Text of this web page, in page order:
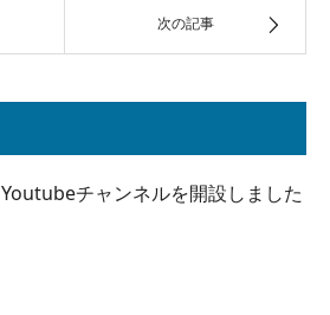
次の記事
Youtubeチャンネルを開設しました